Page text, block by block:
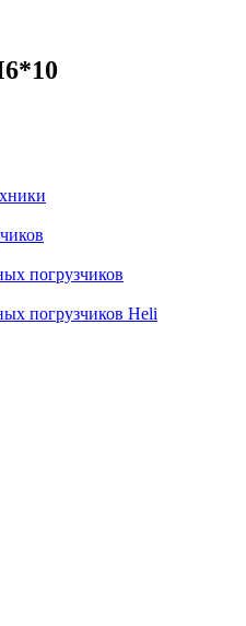
погрузчиков
погрузчиков Heli